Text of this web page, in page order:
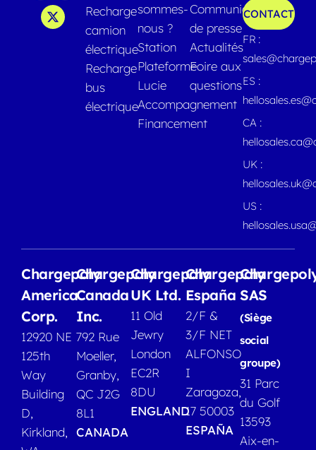
Recharge
camion
électrique
Recharge
bus
électrique
sommes-
nous ?
Station
Plateforme
Lucie
Accompagnement
Financement
Communiqués
de presse
Actualités
Foire aux
questions
CONTACT
FR :
ES :
CA :
UK :
US :
Chargepoly
America
Corp.
12920 NE
125th
Way
Building
D,
Kirkland,
Chargepoly
Canada
Inc.
792 Rue
Moeller,
Granby,
QC J2G
8L1
CANADA
Chargepoly
UK Ltd.
11 Old
Jewry
London
EC2R
8DU
ENGLAND
Chargepoly
España
2/F &
3/F NET
ALFONSO
I
Zaragoza,
17 50003
ESPAÑA
SAS
(Siège
social
groupe)
31 Parc
du Golf
13593
Aix-en-